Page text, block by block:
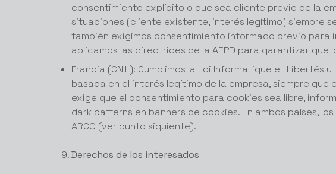
consentimiento explícito o que sea cliente previo de la
situaciones (cliente existente, interés legítimo) siempre
también exigimos consentimiento informado previo
aplicamos las directrices de la AEPD para garantizar
Francia (CNIL): Cumplimos la Loi Informatique et Libertés
basada en el interés legítimo de la empresa, siempre
exige que el consentimiento para cookies sea libre,
dark patterns en banners de cookies. En ambos países,
ARCO (ver punto siguiente).
Derechos de los interesados